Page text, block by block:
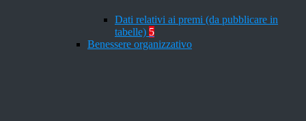
Dati relativi ai premi (da pubblicare in
tabelle) 5
Benessere organizzativo